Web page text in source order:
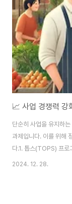
📈 사업 경쟁력 강
단순히 사업을 유지하
과제입니다. 이를 위해
다.1. 톱스(TOPS) 프로
제공합니다.이 프로그
홍보 강화2. 온누리상
2024. 12. 28.